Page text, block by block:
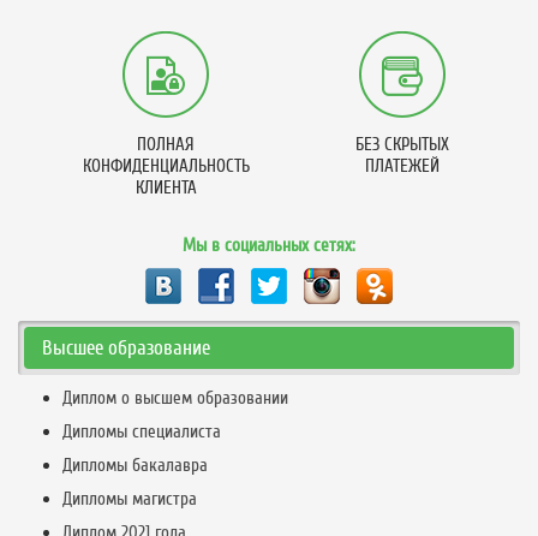
ПОЛНАЯ
КОНФИДЕНЦИАЛЬНОСТЬ
КЛИЕНТА
БЕЗ СКРЫТЫХ
ПЛАТЕЖЕЙ
Мы в социальных сетях:
Высшее образование
Диплом о высшем образовании
Дипломы специалиста
Дипломы бакалавра
Дипломы магистра